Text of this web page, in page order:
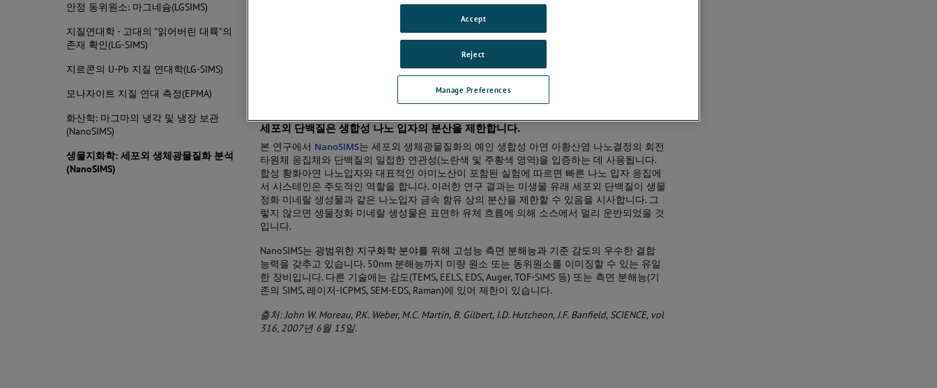
안정 동위원소: 마그네슘(LGSIMS)
지질연대학 - 고대의 "읽어버린 대륙"의
존재 확인(LG-SIMS)
지르콘의 U-Pb 지질 연대학(LG-SIMS)
모나자이트 지질 연대 측정(EPMA)
화산학: 마그마의 냉각 및 냉장 보관
(NanoSIMS)
생물지화학: 세포외 생체광물질화 분석
(NanoSIMS)
세포외 단백질은 생합성 나노 입자의 분산을 제한합니다.
본 연구에서 NanoSIMS는 세포외 생체광물질화의 예인 생합성 아연 아황산염 나노결정의 회전
타원체 응집체와 단백질의 밀접한 연관성(노란색 및 주황색 영역)을 입증하는 데 사용됩니다.
합성 황화아연 나노입자와 대표적인 아미노산이 포함된 실험에 따르면 빠른 나노 입자 응집에
서 시스테인은 주도적인 역할을 합니다. 이러한 연구 결과는 미생물 유래 세포외 단백질이 생물
정화 미네랄 생성물과 같은 나노입자 금속 함유 상의 분산을 제한할 수 있음을 시사합니다. 그
렇지 않으면 생물정화 미네랄 생성물은 표면하 유체 흐름에 의해 소스에서 멀리 운반되었을 것
입니다.
NanoSIMS는 광범위한 지구화학 분야를 위해 고성능 측면 분해능과 기준 감도의 우수한 결합
능력을 갖추고 있습니다. 50nm 분해능까지 미량 원소 또는 동위원소를 이미징할 수 있는 유일
한 장비입니다. 다른 기술에는 감도(TEMS, EELS, EDS, Auger, TOF-SIMS 등) 또는 측면 분해능(기
존의 SIMS, 레이저-ICPMS, SEM-EDS, Raman)에 있어 제한이 있습니다.
출처: John W. Moreau, P.K. Weber, M.C. Martin, B. Gilbert, I.D. Hutcheon, J.F. Banfield, SCIENCE, vol
316, 2007년 6월 15일.
Manage Preferences
Reject
Accept